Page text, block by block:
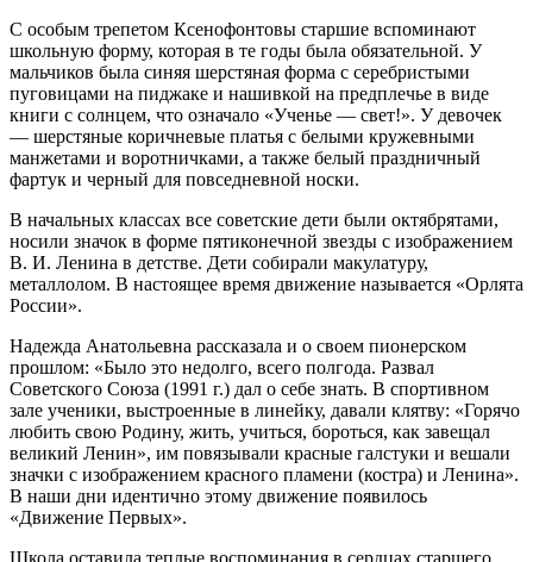
С особым трепетом Ксенофонтовы старшие вспоминают
школьную форму, которая в те годы была обязательной. У
мальчиков была синяя шерстяная форма с серебристыми
пуговицами на пиджаке и нашивкой на предплечье в виде
книги с солнцем, что означало «Ученье — свет!». У девочек
— шерстяные коричневые платья с белыми кружевными
манжетами и воротничками, а также белый праздничный
фартук и черный для повседневной носки.
В начальных классах все советские дети были октябрятами,
носили значок в форме пятиконечной звезды с изображением
В. И. Ленина в детстве. Дети собирали макулатуру,
металлолом. В настоящее время движение называется «Орлята
России».
Надежда Анатольевна рассказала и о своем пионерском
прошлом: «Было это недолго, всего полгода. Развал
Советского Союза (1991 г.) дал о себе знать. В спортивном
зале ученики, выстроенные в линейку, давали клятву: «Горячо
любить свою Родину, жить, учиться, бороться, как завещал
великий Ленин», им повязывали красные галстуки и вешали
значки с изображением красного пламени (костра) и Ленина».
В наши дни идентично этому движение появилось
«Движение Первых».
Школа оставила теплые воспоминания в сердцах старшего